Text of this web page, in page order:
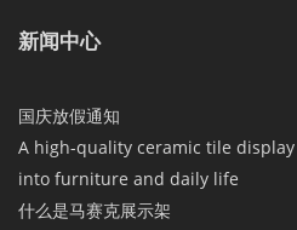
新闻中心
国庆放假通知
A high-quality ceramic tile
into furniture and daily life
什么是马赛克展示架